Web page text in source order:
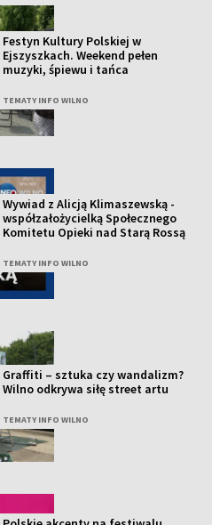
Festyn Kultury Polskiej w
Ejszyszkach. Weekend pełen
muzyki, śpiewu i tańca
TEMATY INFO WILNO
Wywiad z Alicją Klimaszewską -
współzałożycielką Społecznego
Komitetu Opieki nad Starą Rossą
TEMATY INFO WILNO
Graffiti – sztuka czy wandalizm?
Wilno odkrywa siłę street artu
TEMATY INFO WILNO